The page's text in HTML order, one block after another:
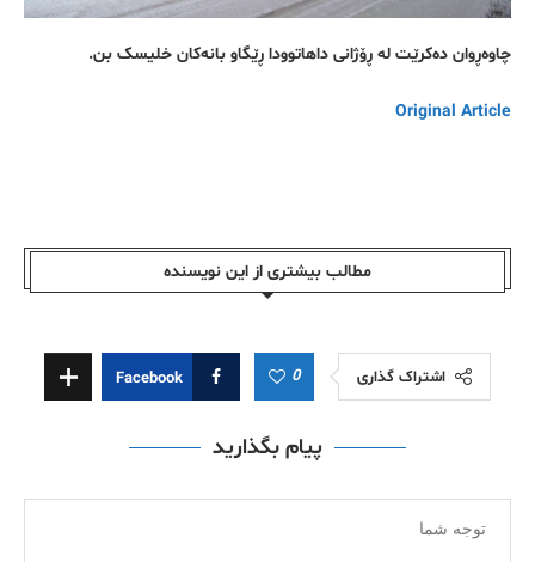
چاوەڕوان دەکرێت لە ڕۆژانی داهاتوودا ڕێگاو بانەکان خلیسک بن.
Original Article
مطالب بیشتری از این نویسندە
اشتراک گذاری 0
Facebook
پیام بگذارید